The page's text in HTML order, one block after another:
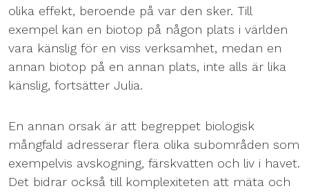
olika effekt, beroende på var den sker. Till
exempel kan en biotop på någon plats i världen
vara känslig för en viss verksamhet, medan en
annan biotop på en annan plats, inte alls är lika
känslig, fortsätter Julia.
En annan orsak är att begreppet biologisk
mångfald adresserar flera olika subområden som
exempelvis avskogning, färskvatten och liv i havet.
Det bidrar också till komplexiteten att mäta och